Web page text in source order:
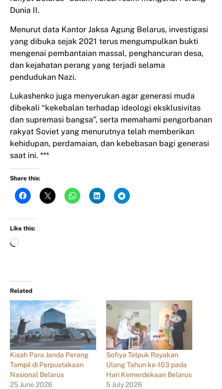
Dunia II.
Menurut data Kantor Jaksa Agung Belarus, investigasi
yang dibuka sejak 2021 terus mengumpulkan bukti
mengenai pembantaian massal, penghancuran desa,
dan kejahatan perang yang terjadi selama
pendudukan Nazi.
Lukashenko juga menyerukan agar generasi muda
dibekali “kekebalan terhadap ideologi eksklusivitas
dan supremasi bangsa”, serta memahami pengorbanan
rakyat Soviet yang menurutnya telah memberikan
kehidupan, perdamaian, dan kebebasan bagi generasi
saat ini. ***
Share this:
Like this:
Related
Kisah Para Janda Perang
Tampil di Perpustakaan
Nasional Belarus
25 June 2026
Sofiya Telpuk Rayakan
Ulang Tahun ke-103 pada
Hari Kemerdekaan Belarus
5 July 2026